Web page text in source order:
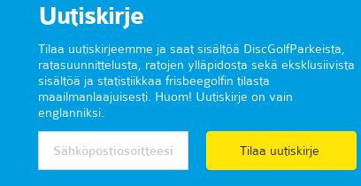
Uutiskirje
Tilaa uutiskirjeemme ja saat sisältöä DiscGolfParkeista,
ratasuunnittelusta, ratojen ylläpidosta sekä eksklusiivista
sisältöä ja statistiikkaa frisbeegolfin tilasta
maailmanlaajuisesti. Huom! Uutiskirje on vain
englanniksi.
Tilaa uutiskirje